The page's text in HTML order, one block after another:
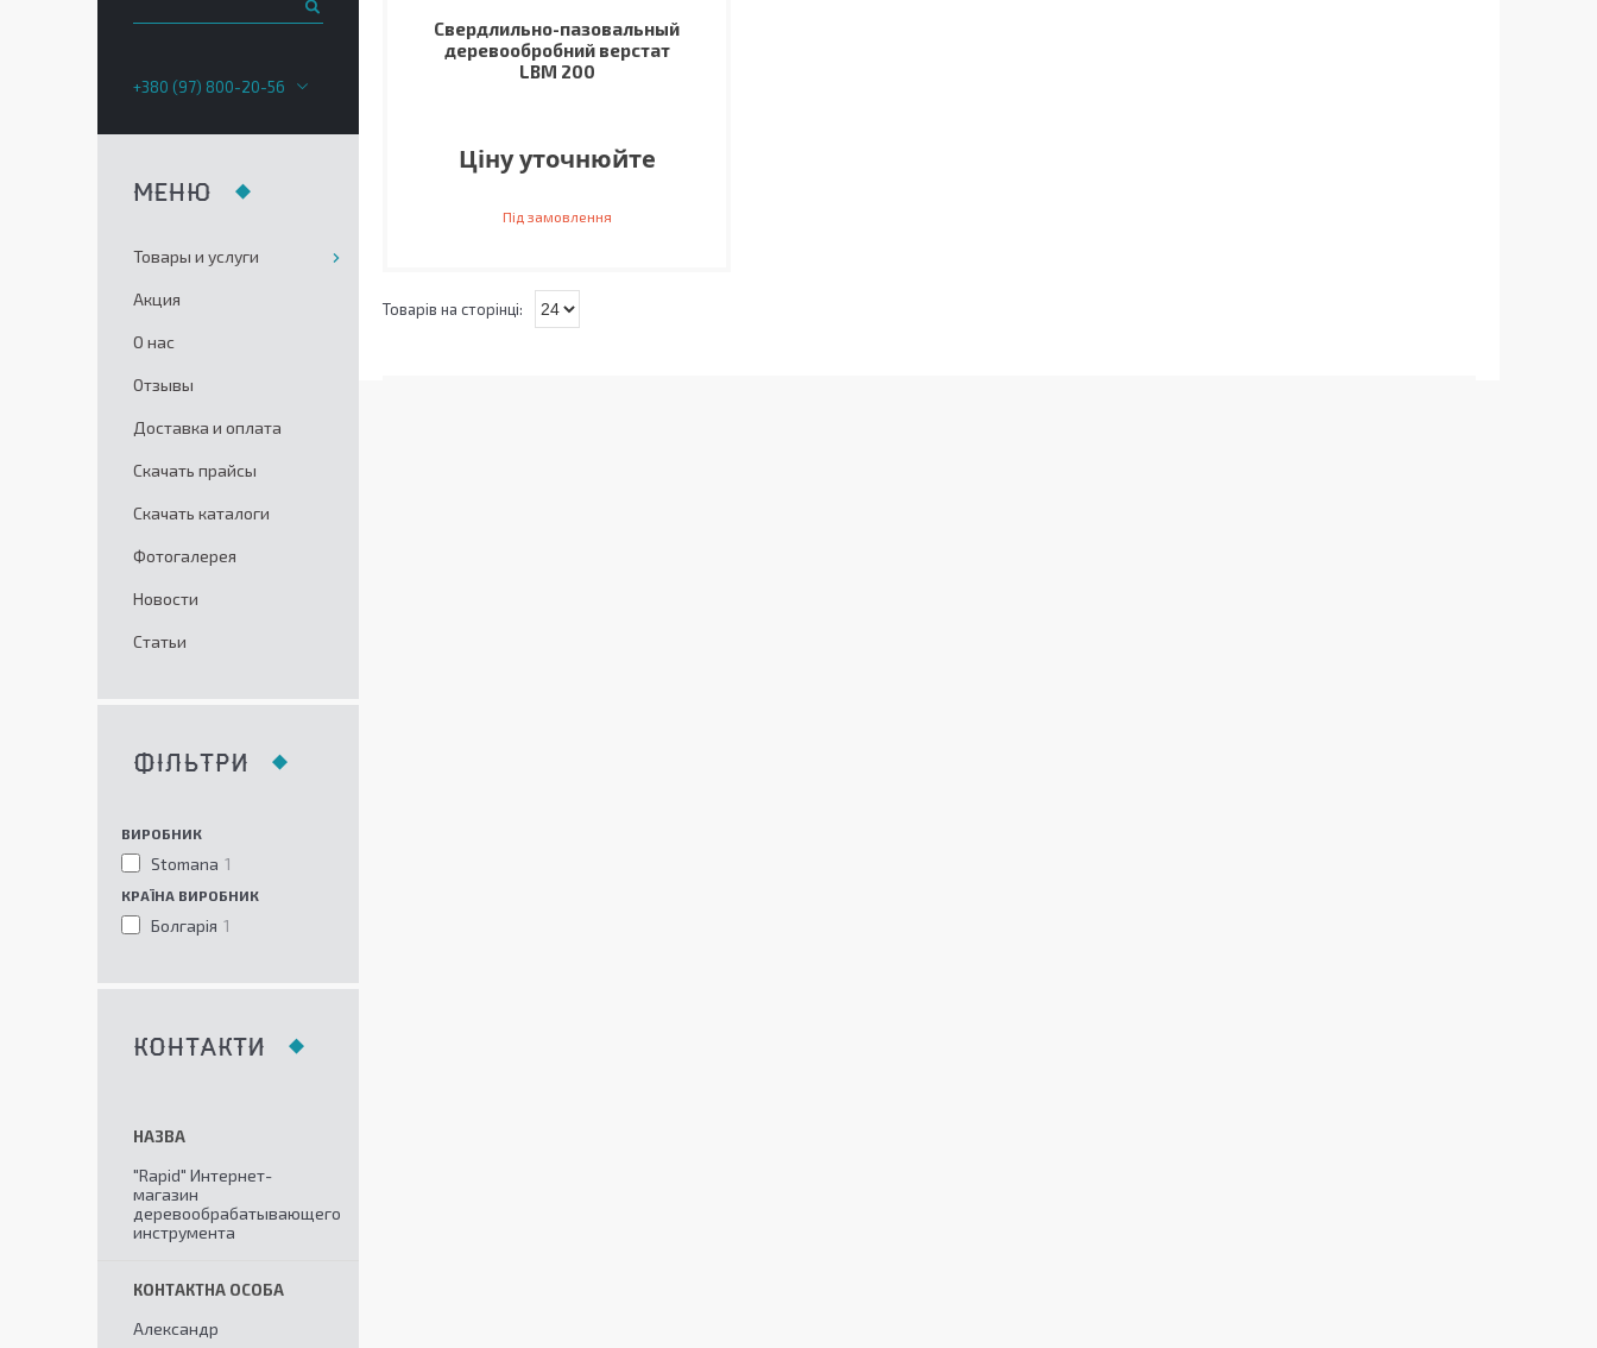
Свердлильно-пазовальный
деревообробний верстат
LBM 200
Ціну уточнюйте
Під замовлення
+380 (97) 800-20-56
Товары и услуги
Акция
О нас
Отзывы
Доставка и оплата
Скачать прайсы
Скачать каталоги
Фотогалерея
Новости
Статьи
ФІЛЬТРИ
ВИРОБНИК
Stomana 1
КРАЇНА ВИРОБНИК
Болгарія 1
КОНТАКТИ
"Rapid" Интернет-
магазин
деревообрабатывающего
инструмента
Александр